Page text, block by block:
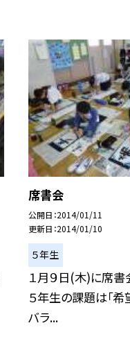
席書会
公開日 2014/01/11
更新日 2014/01/10
５年生
１月９日(木)に席書
５年生の課題は「希
バラ...